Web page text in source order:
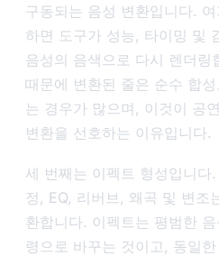
구동되는 음성 변환입니다.
하면 도구가 성능, 타이밍 및
음성의 음색으로 다시 렌더링
때문에 변환된 줄은 순수 합
는 경우가 많으며, 이것이 공
변환을 선호하는 이유입니다.
세 번째는 이펙트 형성입니다
정, EQ, 리버브, 왜곡 및 변조
환합니다. 이펙트는 평범한
령으로 바꾸는 것이고, 동일